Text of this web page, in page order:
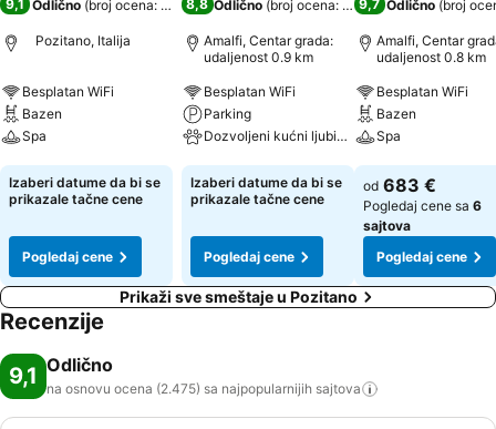
9,1 Odlično (broj ocena: 2.475)
Pozitano, Italija
Besplatan WiFi
Bazen
Spa
Pogledaj cene
Izaberi datume da bi se
prikazale tačne cene
Pogledaj cene
8,8 Odlično (broj ocena: 709)
Amalfi, Centar grada:
udaljenost 0.9 km
Besplatan WiFi
Parking
Dozvoljeni kućni ljubimci
Pogledaj cene
Izaberi datume da bi se
prikazale tačne cene
Pogledaj cene
9,7 Odlično (broj
Amalfi, Centar
udaljenost 0.8 km
Besplatan WiFi
Bazen
Spa
Pogledaj cene
od 683 €
Pogledaj cene sa 6
sajtova
Pogledaj cene
Prikaži sve smeštaje u Pozitano
Recenzije
9,1 Odlično
na osnovu ocena (2.475) sa najpopularnijih sajtova